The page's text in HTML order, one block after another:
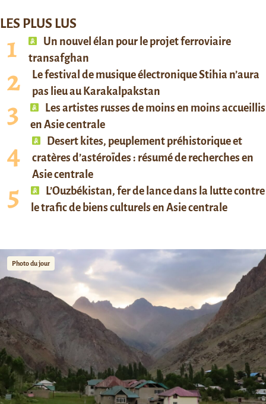
LES PLUS LUS
Un nouvel élan pour le projet ferroviaire
transafghan
Le festival de musique électronique Stihia n’aura
pas lieu au Karakalpakstan
Les artistes russes de moins en moins accueillis
en Asie centrale
Desert kites, peuplement préhistorique et
cratères d’astéroïdes : résumé de recherches en
Asie centrale
L’Ouzbékistan, fer de lance dans la lutte contre
le trafic de biens culturels en Asie centrale
Photo du jour